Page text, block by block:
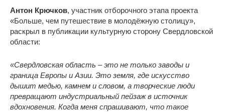
Антон Крючков, участник отборочного этапа проекта
«Больше, чем путешествие в молодёжную столицу»,
раскрыл в публикации культурную сторону Свердловской
области:
«Свердловская область – это не только заводы и
граница Европы и Азии. Это земля, где искусство
дышит медью, камнем и словом, а творческие люди
превращают индустриальный пейзаж в источник
вдохновения. Когда меня спрашивают, что такое